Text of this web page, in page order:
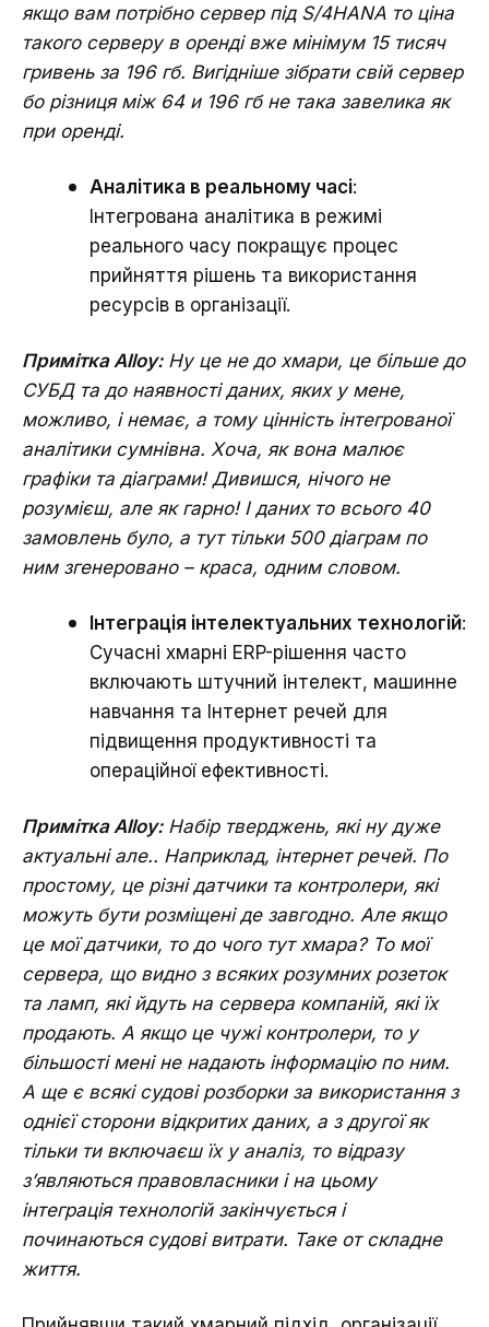
якщо вам потрібно сервер під S/4HANA то ціна
такого серверу в оренді вже мінімум 15 тисяч
гривень за 196 гб. Вигідніше зібрати свій сервер
бо різниця між 64 и 196 гб не така завелика як
при оренді.
Аналітика в реальному часі:
Інтегрована аналітика в режимі
реального часу покращує процес
прийняття рішень та використання
ресурсів в організації.
Примітка Alloy: Ну це не до хмари, це більше до
СУБД та до наявності даних, яких у мене,
можливо, і немає, а тому цінність інтегрованої
аналітики сумнівна. Хоча, як вона малює
графіки та діаграми! Дивишся, нічого не
розумієш, але як гарно! І даних то всього 40
замовлень було, а тут тільки 500 діаграм по
ним згенеровано – краса, одним словом.
Інтеграція інтелектуальних технологій:
Сучасні хмарні ERP-рішення часто
включають штучний інтелект, машинне
навчання та Інтернет речей для
підвищення продуктивності та
операційної ефективності.
Примітка Alloy: Набір тверджень, які ну дуже
актуальні але.. Наприклад, інтернет речей. По
простому, це різні датчики та контролери, які
можуть бути розміщені де завгодно. Але якщо
це мої датчики, то до чого тут хмара? То мої
сервера, що видно з всяких розумних розеток
та ламп, які йдуть на сервера компаній, які їх
продають. А якщо це чужі контролери, то у
більшості мені не надають інформацію по ним.
А ще є всякі судові розборки за використання з
однієї сторони відкритих даних, а з другої як
тільки ти включаєш їх у аналіз, то відразу
з’являються правовласники і на цьому
інтеграція технологій закінчується і
починаються судові витрати. Таке от складне
життя.